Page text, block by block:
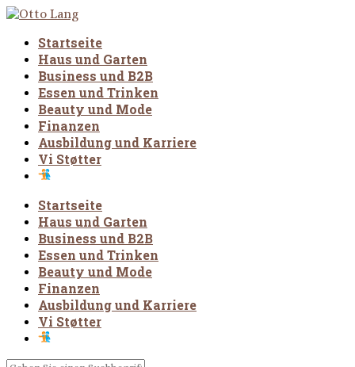
Startseite
Haus und Garten
Business und B2B
Essen und Trinken
Beauty und Mode
Finanzen
Ausbildung und Karriere
Vi Støtter
Startseite
Haus und Garten
Business und B2B
Essen und Trinken
Beauty und Mode
Finanzen
Ausbildung und Karriere
Vi Støtter